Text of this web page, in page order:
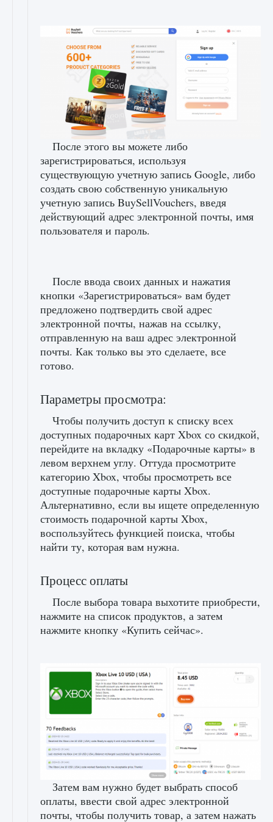
После этого вы можете либо
зарегистрироваться, используя
существующую учетную запись Google, либо
создать свою собственную уникальную
учетную запись BuySellVouchers, введя
действующий адрес электронной почты, имя
пользователя и пароль.
После ввода своих данных и нажатия
кнопки «Зарегистрироваться» вам будет
предложено подтвердить свой адрес
электронной почты, нажав на ссылку,
отправленную на ваш адрес электронной
почты. Как только вы это сделаете, все
готово.
Параметры просмотра:
Чтобы получить доступ к списку всех
доступных подарочных карт Xbox со скидкой,
перейдите на вкладку «Подарочные карты» в
левом верхнем углу. Оттуда просмотрите
категорию Xbox, чтобы просмотреть все
доступные подарочные карты Xbox.
Альтернативно, если вы ищете определенную
стоимость подарочной карты Xbox,
воспользуйтесь функцией поиска, чтобы
найти ту, которая вам нужна.
Процесс оплаты
После выбора товара выхотите приобрести,
нажмите на список продуктов, а затем
нажмите кнопку «Купить сейчас».
Затем вам нужно будет выбрать способ
оплаты, ввести свой адрес электронной
почты, чтобы получить товар, а затем нажать